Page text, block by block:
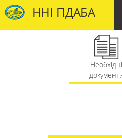
ННІ ПДАБА